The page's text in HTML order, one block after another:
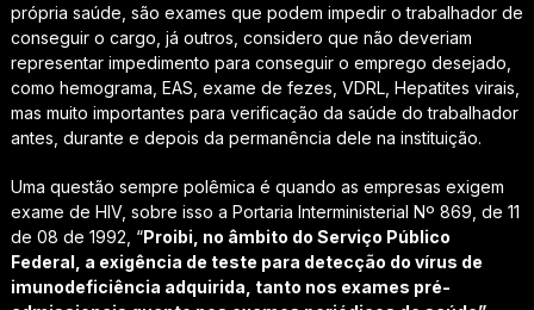
própria saúde, são exames que podem impedir o trabalhador de
conseguir o cargo, já outros, considero que não deveriam
representar impedimento para conseguir o emprego desejado,
como hemograma, EAS, exame de fezes, VDRL, Hepatites virais,
mas muito importantes para verificação da saúde do trabalhador
antes, durante e depois da permanência dele na instituição.
Uma questão sempre polêmica é quando as empresas exigem
exame de HIV, sobre isso a Portaria Interministerial Nº 869, de 11
de 08 de 1992, “Proibi, no âmbito do Serviço Público
Federal, a exigência de teste para detecção do vírus de
imunodeficiência adquirida, tanto nos exames pré-